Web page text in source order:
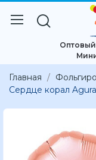
Главная
Сердце корал Agura